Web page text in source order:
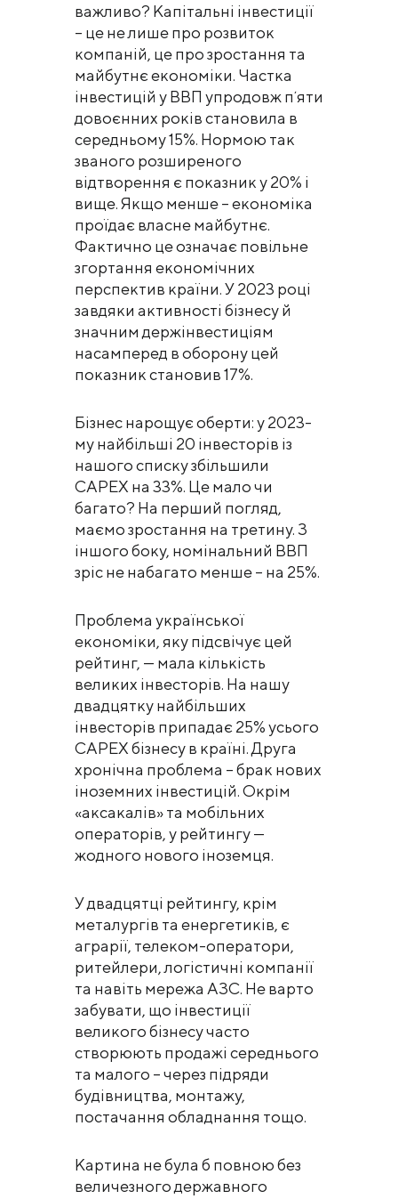
важливо? Капітальні інвестиції
– це не лише про розвиток
компаній, це про зростання та
майбутнє економіки. Частка
інвестицій у ВВП упродовж пʼяти
довоєнних років становила в
середньому 15%. Нормою так
званого розширеного
відтворення є показник у 20% і
вище. Якщо менше – економіка
проїдає власне майбутнє.
Фактично це означає повільне
згортання економічних
перспектив країни. У 2023 році
завдяки активності бізнесу й
значним держінвестиціям
насамперед в оборону цей
показник становив 17%.
Бізнес нарощує оберти: у 2023-
му найбільші 20 інвесторів із
нашого списку збільшили
CAPEX на 33%. Це мало чи
багато? На перший погляд,
маємо зростання на третину. З
іншого боку, номінальний ВВП
зріс не набагато менше – на 25%.
Проблема української
економіки, яку підсвічує цей
рейтинг, — мала кількість
великих інвесторів. На нашу
двадцятку найбільших
інвесторів припадає 25% усього
CAPEX бізнесу в країні. Друга
хронічна проблема – брак нових
іноземних інвестицій. Окрім
«аксакалів» та мобільних
операторів, у рейтингу —
жодного нового іноземця.
У двадцятці рейтингу, крім
металургів та енергетиків, є
аграрії, телеком-оператори,
ритейлери, логістичні компанії
та навіть мережа АЗС. Не варто
забувати, що інвестиції
великого бізнесу часто
створюють продажі середнього
та малого – через підряди
будівництва, монтажу,
постачання обладнання тощо.
Картина не була б повною без
величезного державного